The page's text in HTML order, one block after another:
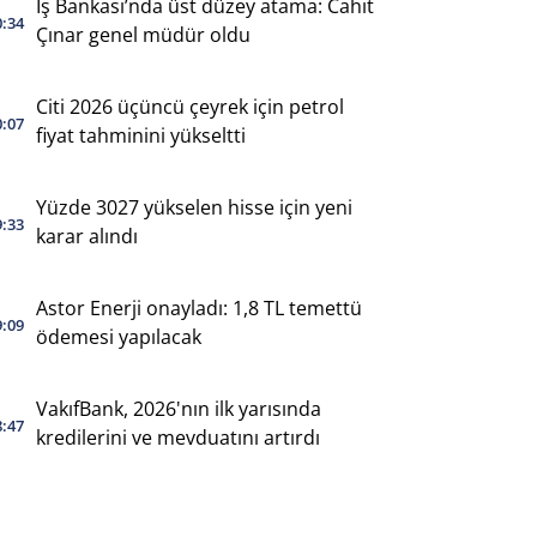
İş Bankası’nda üst düzey atama: Cahit
Çınar genel müdür oldu
Citi 2026 üçüncü çeyrek için petrol
fiyat tahminini yükseltti
Yüzde 3027 yükselen hisse için yeni
karar alındı
Astor Enerji onayladı: 1,8 TL temettü
ödemesi yapılacak
VakıfBank, 2026'nın ilk yarısında
kredilerini ve mevduatını artırdı